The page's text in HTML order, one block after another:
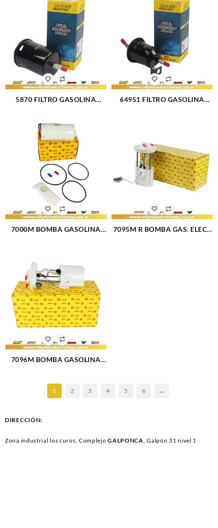
5870 FILTRO GASOLINA
64951 FILTRO GASOLINA
7000M BOMBA GASOLINA
7095M R BOMBA GAS. ELECT
7096M BOMBA GASOLINA
1 2 3 4 5 6 →
DIRECCIÓN:
Zona industrial los curos, ComplejoGALPONCA , Galpón 31 nivel 1